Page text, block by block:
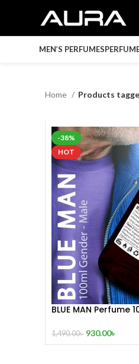
MEN’S PERFUMES
Home Products
-38%
HOT
BLUE MAN Perfume
1,490.00৳ 930.00৳